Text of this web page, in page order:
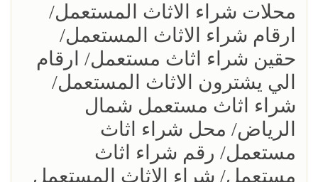
محلات شراء الاثاث المستعمل/
ارقام شراء الاثاث المستعمل/
حقين شراء اثاث مستعمل/ ارقام
الي يشترون الاثاث المستعمل/
شراء اثاث مستعمل شمال
الرياض/ محل شراء اثاث
مستعمل/ رقم شراء اثاث
مستعمل/ شراء الاثاث المستعمل